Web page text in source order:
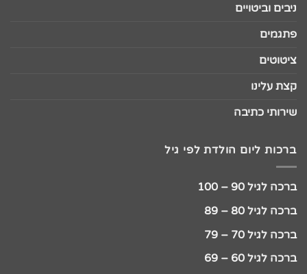
ניבים וביטויים
פתגמים
ציטוטים
קצת עלינו
שירותי כתיבה
ברכות ליום הולדת לפי גיל
ברכה לגיל 90 – 100
ברכה לגיל 80 – 89
ברכה לגיל 70 – 79
ברכה לגיל 60 – 69